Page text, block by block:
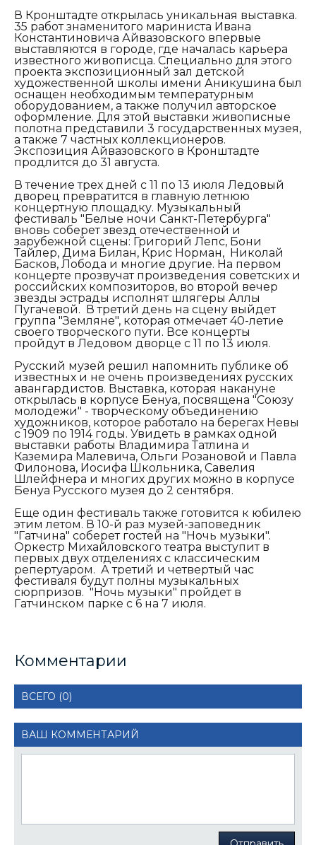
В Кронштадте открылась уникальная выставка.
35 работ знаменитого мариниста Ивана
Константиновича Айвазовского впервые
выставляются в городе, где началась карьера
известного живописца. Специально для этого
проекта экспозиционный зал детской
художественной школы имени Аникушина был
оснащен необходимым температурным
оборудованием, а также получил авторское
оформление. Для этой выставки живописные
полотна представили 3 государственных музея,
а также 7 частных коллекционеров.
Экспозиция Айвазовского в Кронштадте
продлится до 31 августа.
В течение трех дней с 11 по 13 июля Ледовый
дворец превратится в главную летнюю
концертную площадку. Музыкальный
фестиваль "Белые ночи Санкт-Петербурга"
вновь соберет звезд отечественной и
зарубежной сцены: Григорий Лепс, Бони
Тайлер, Дима Билан, Крис Норман, Николай
Басков, Лобода и многие другие. На первом
концерте прозвучат произведения советских и
российских композиторов, во второй вечер
звезды эстрады исполнят шлягеры Аллы
Пугачевой. В третий день на сцену выйдет
группа "Земляне", которая отмечает 40-летие
своего творческого пути. Все концерты
пройдут в Ледовом дворце с 11 по 13 июля.
Русский музей решил напомнить публике об
известных и не очень произведениях русских
авангардистов. Выставка, которая накануне
открылась в корпусе Бенуа, посвящена "Союзу
молодежи" - творческому объединению
художников, которое работало на берегах Невы
с 1909 по 1914 годы. Увидеть в рамках одной
выставки работы Владимира Татлина и
Каземира Малевича, Ольги Розановой и Павла
Филонова, Иосифа Школьника, Савелия
Шлейфнера и многих других можно в корпусе
Бенуа Русского музея до 2 сентября.
Еще один фестиваль также готовится к юбилею
этим летом. В 10-й раз музей-заповедник
"Гатчина" соберет гостей на "Ночь музыки".
Оркестр Михайловского театра выступит в
первых двух отделениях с классическим
репертуаром. А третий и четвертый час
фестиваля будут полны музыкальных
сюрпризов. "Ночь музыки" пройдет в
Гатчинском парке с 6 на 7 июля.
Комментарии
ВСЕГО (0)
ВАШ КОММЕНТАРИЙ